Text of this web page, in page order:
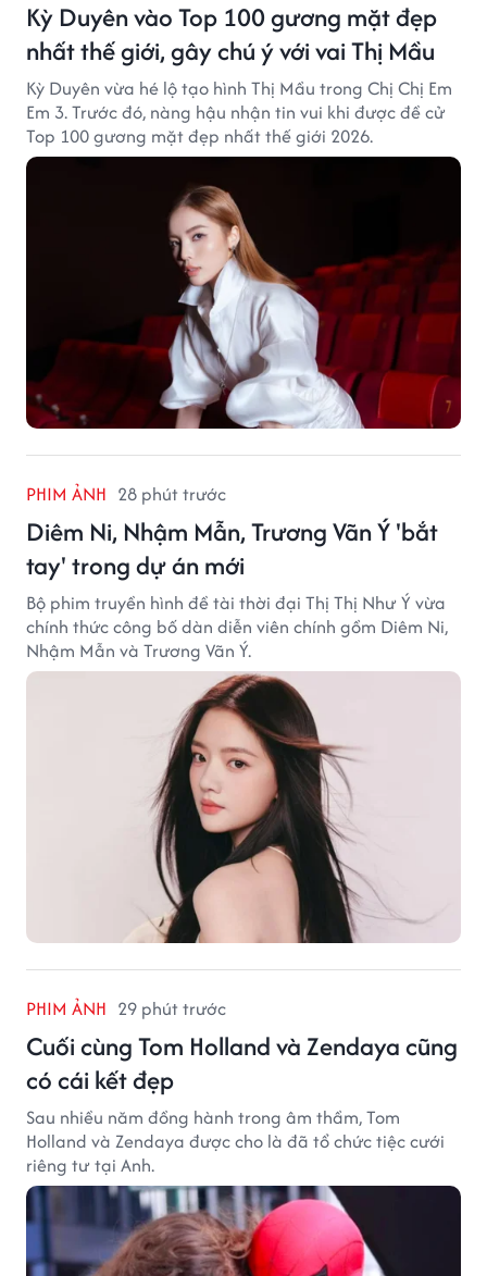
Kỳ Duyên vào Top 100 gương mặt đẹp
nhất thế giới, gây chú ý với vai Thị Mầu
Kỳ Duyên vừa hé lộ tạo hình Thị Mầu trong Chị Chị Em
Em 3. Trước đó, nàng hậu nhận tin vui khi được đề cử
Top 100 gương mặt đẹp nhất thế giới 2026.
PHIM ẢNH 28 phút trước
Diêm Ni, Nhậm Mẫn, Trương Vãn Ý 'bắt
tay' trong dự án mới
Bộ phim truyền hình đề tài thời đại Thị Thị Như Ý vừa
chính thức công bố dàn diễn viên chính gồm Diêm Ni,
Nhậm Mẫn và Trương Vãn Ý.
PHIM ẢNH 29 phút trước
Cuối cùng Tom Holland và Zendaya cũng
có cái kết đẹp
Sau nhiều năm đồng hành trong âm thầm, Tom
Holland và Zendaya được cho là đã tổ chức tiệc cưới
riêng tư tại Anh.